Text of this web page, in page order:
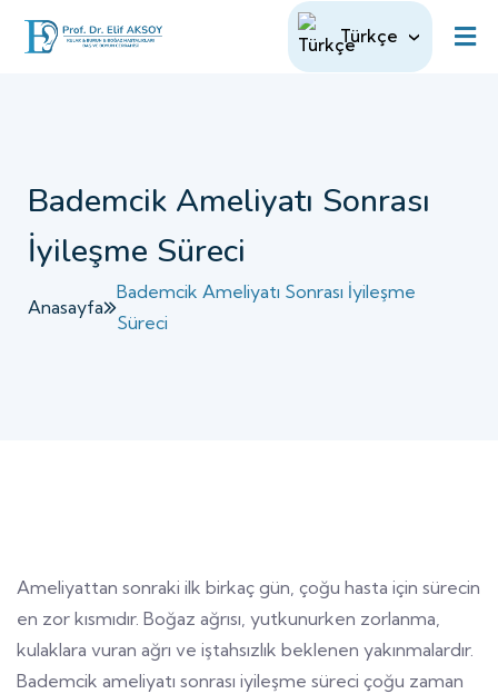
Türkçe
Bademcik Ameliyatı Sonrası
İyileşme Süreci
Anasayfa
Bademcik Ameliyatı Sonrası İyileşme
Süreci
Ameliyattan sonraki ilk birkaç gün, çoğu hasta için sürecin
en zor kısmıdır. Boğaz ağrısı, yutkunurken zorlanma,
kulaklara vuran ağrı ve iştahsızlık beklenen yakınmalardır.
Bademcik ameliyatı sonrası iyileşme süreci çoğu zaman